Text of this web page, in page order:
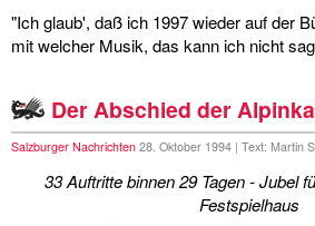
"Ich glaub', daß ich 1997 wieder auf der
mit welcher Musik, das kann ich nicht
Der Abschied der
Salzburger Nachrichten 28. Oktober 1994 | Text: Martin
33 Auftritte binnen 29 Tagen - Jubel
Festspielhaus